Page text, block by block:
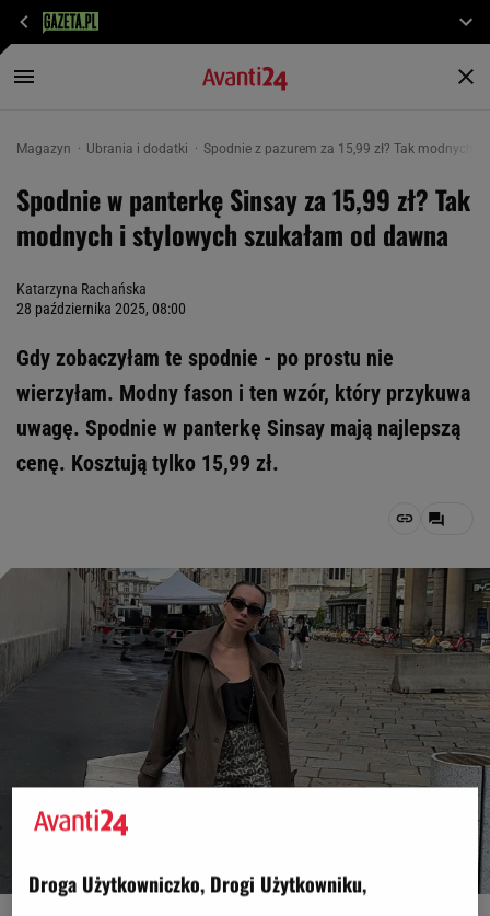
Magazyn Ubrania i dodatki Spodnie z pazurem za 15,99 zł? Tak modnych i
Spodnie w panterkę Sinsay za 15,99 zł? Tak
modnych i stylowych szukałam od dawna
Katarzyna Rachańska
28 października 2025, 08:00
Gdy zobaczyłam te spodnie - po prostu nie
wierzyłam. Modny fason i ten wzór, który przykuwa
uwagę. Spodnie w panterkę Sinsay mają najlepszą
cenę. Kosztują tylko 15,99 zł.
Droga Użytkowniczko, Drogi Użytkowniku,